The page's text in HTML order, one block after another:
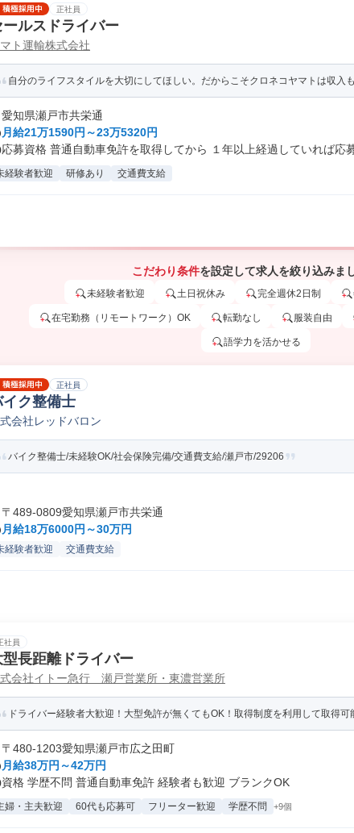
正社員
ールスドライバー
ト運輸株式会社
自分のライフスタイルを大切にしてほしい。だからこそクロネコヤマトは収入
愛知県瀬戸市共栄通
月給21万1590円～23万5320円
応募資格 普通自動車免許を取得してから １年以上経過していれば応
経験者歓迎 研修あり 交通費支給
こだわり条件を設定して求人を絞り込みま
未経験者歓迎 土日祝休み 完全週休2日制
在宅勤務（リモートワーク）OK 転勤なし 服装自由
語学力を活かせる
正社員
イク整備士
会社レッドバロン
バイク整備士/未経験OK/社会保険完備/交通費支給/瀬戸市/29206
〒489-0809愛知県瀬戸市共栄通
月給18万6000円～30万円
経験者歓迎 交通費支給
社員
型長距離ドライバー
会社イトー急行 瀬戸営業所・東濃営業所
ドライバー経験者大歓迎！大型免許が無くてもOK！取得制度を利用して取得
〒480-1203愛知県瀬戸市広之田町
月給38万円～42万円
資格 学歴不問 普通自動車免許 経験者も歓迎 ブランクOK
婦・主夫歓迎 60代も応募可 フリーター歓迎 学歴不問 +9個